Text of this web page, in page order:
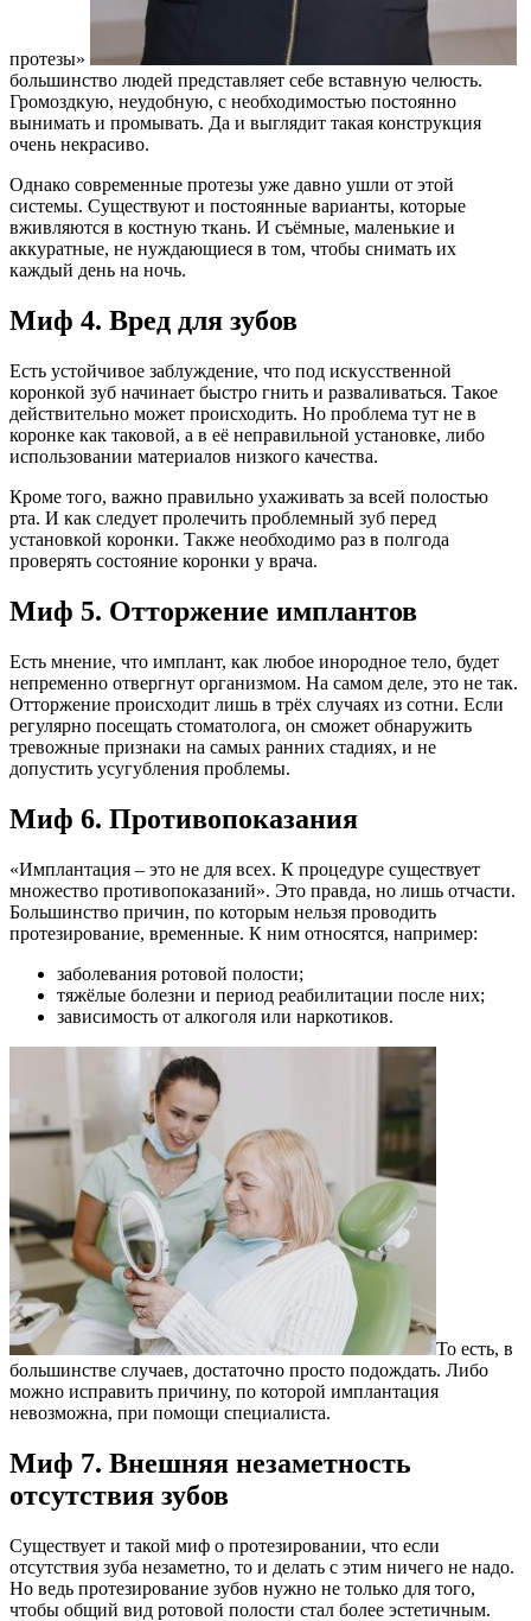
протезы»
большинство людей представляет себе вставную челюсть.
Громоздкую, неудобную, с необходимостью постоянно
вынимать и промывать. Да и выглядит такая конструкция
очень некрасиво.
Однако современные протезы уже давно ушли от этой
системы. Существуют и постоянные варианты, которые
вживляются в костную ткань. И съёмные, маленькие и
аккуратные, не нуждающиеся в том, чтобы снимать их
каждый день на ночь.
Миф 4. Вред для зубов
Есть устойчивое заблуждение, что под искусственной
коронкой зуб начинает быстро гнить и разваливаться. Такое
действительно может происходить. Но проблема тут не в
коронке как таковой, а в её неправильной установке, либо
использовании материалов низкого качества.
Кроме того, важно правильно ухаживать за всей полостью
рта. И как следует пролечить проблемный зуб перед
установкой коронки. Также необходимо раз в полгода
проверять состояние коронки у врача.
Миф 5. Отторжение имплантов
Есть мнение, что имплант, как любое инородное тело, будет
непременно отвергнут организмом. На самом деле, это не так.
Отторжение происходит лишь в трёх случаях из сотни. Если
регулярно посещать стоматолога, он сможет обнаружить
тревожные признаки на самых ранних стадиях, и не
допустить усугубления проблемы.
Миф 6. Противопоказания
«Имплантация – это не для всех. К процедуре существует
множество противопоказаний». Это правда, но лишь отчасти.
Большинство причин, по которым нельзя проводить
протезирование, временные. К ним относятся, например:
заболевания ротовой полости;
тяжёлые болезни и период реабилитации после них;
зависимость от алкоголя или наркотиков.
То есть, в
большинстве случаев, достаточно просто подождать. Либо
можно исправить причину, по которой имплантация
невозможна, при помощи специалиста.
Миф 7. Внешняя незаметность
отсутствия зубов
Существует и такой миф о протезировании, что если
отсутствия зуба незаметно, то и делать с этим ничего не надо.
Но ведь протезирование зубов нужно не только для того,
чтобы общий вид ротовой полости стал более эстетичным.